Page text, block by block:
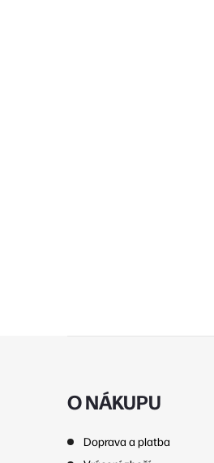
O NÁKUPU
Doprava a platba